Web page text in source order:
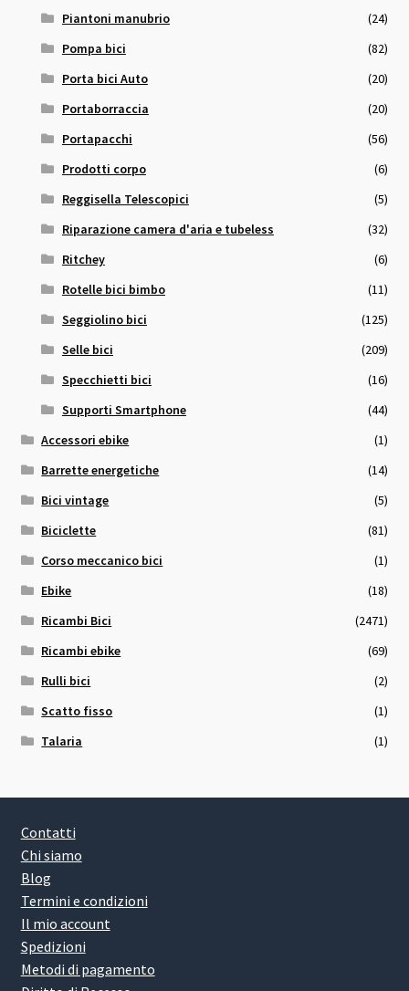
Piantoni manubrio
(24)
Pompa bici
(82)
Porta bici Auto
(20)
Portaborraccia
(20)
Portapacchi
(56)
Prodotti corpo
(6)
Reggisella Telescopici
(5)
Riparazione camera d'aria e tubeless
(32)
Ritchey
(6)
Rotelle bici bimbo
(11)
Seggiolino bici
(125)
Selle bici
(209)
Specchietti bici
(16)
Supporti Smartphone
(44)
Accessori ebike
(1)
Barrette energetiche
(14)
Bici vintage
(5)
Biciclette
(81)
Corso meccanico bici
(1)
Ebike
(18)
Ricambi Bici
(2471)
Ricambi ebike
(69)
Rulli bici
(2)
Scatto fisso
(1)
Talaria
(1)
Contatti
Chi siamo
Blog
Termini e condizioni
Il mio account
Spedizioni
Metodi di pagamento